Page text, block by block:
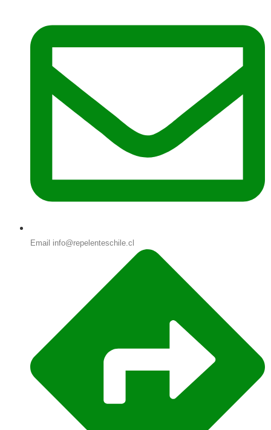
Email info@repelenteschile.cl